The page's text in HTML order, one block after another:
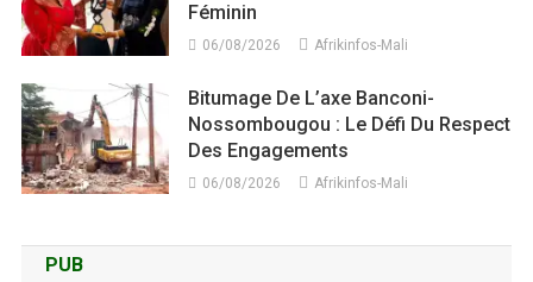
Féminin
06/08/2026 Afrikinfos-Mali
Bitumage De L’axe Banconi-
Nossombougou : Le Défi Du Respect
Des Engagements
06/08/2026 Afrikinfos-Mali
PUB